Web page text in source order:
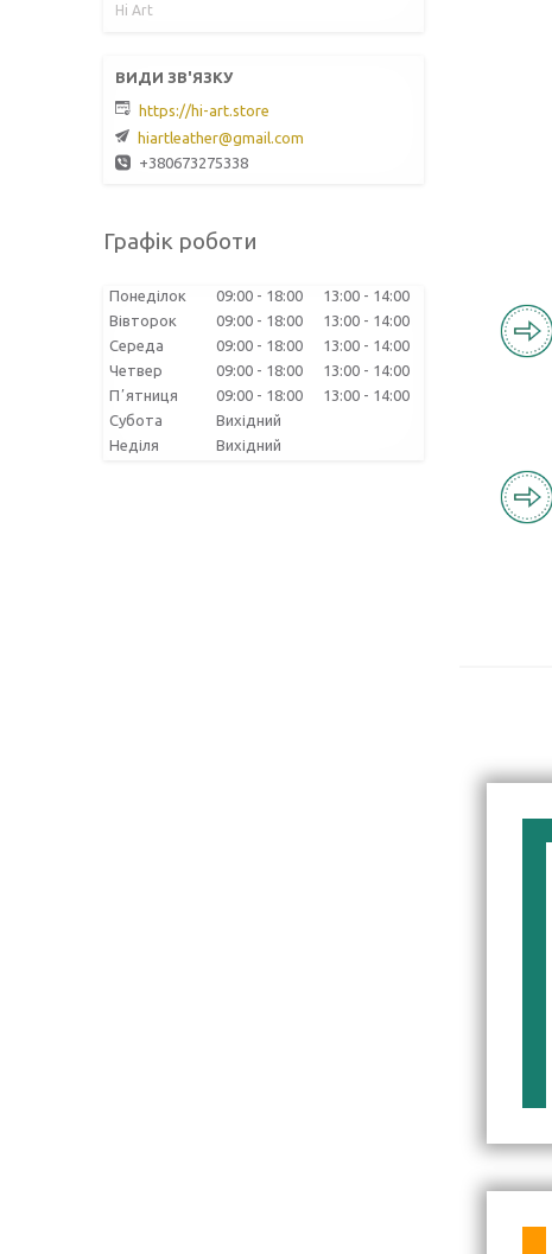
Hi Art
https://hi-art.store
hiartleather@gmail.com
+380673275338
Графік роботи
Понеділок 09:00 18:00 13:00
14:00
Вівторок
09:00 18:00 13:00
14:00
Середа
09:00 18:00 13:00
14:00
Четвер
09:00 18:00 13:00
14:00
Пʼятниця
09:00 18:00 13:00
14:00
Субота
Вихідний
Неділя
Вихідний